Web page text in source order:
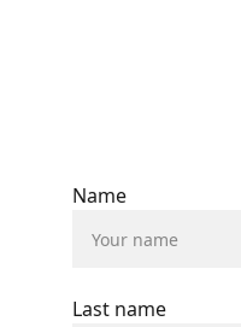
Name
Last name